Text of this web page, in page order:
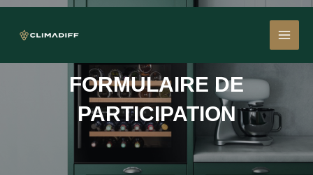
Aller
contenu
FORMULAIRE DE
PARTICIPATION